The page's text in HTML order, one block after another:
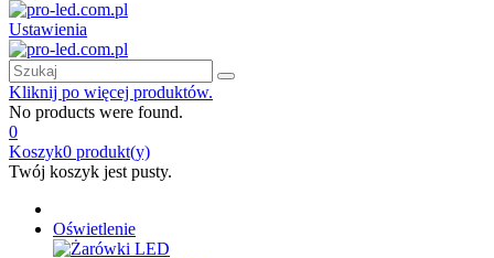
Ustawienia
Kliknij po więcej produktów.
No products were found.
0
Koszyk0 produkt(y)
Twój koszyk jest pusty.
Oświetlenie